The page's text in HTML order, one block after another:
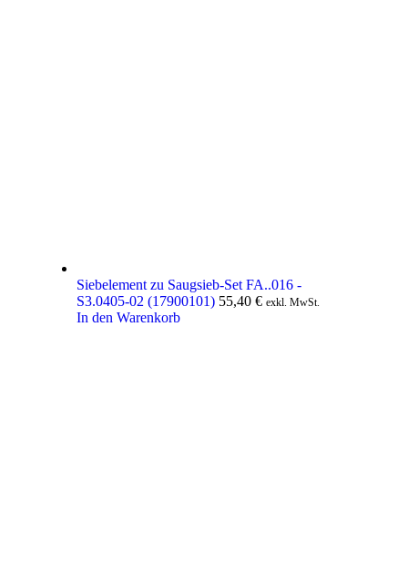
Siebelement zu Saugsieb-Set FA..016 -
S3.0405-02 (17900101) 55,40 € exkl. MwSt.
In den Warenkorb